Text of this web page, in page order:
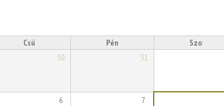
Csü Pén
Szo
30 31
6 7